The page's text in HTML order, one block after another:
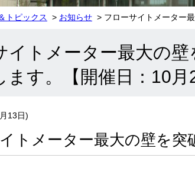
トピックス > お知らせ > フローサイトメーター
イトメーター最大の壁
ます。【開催日：10月
13日)
トメーター最大の壁を突